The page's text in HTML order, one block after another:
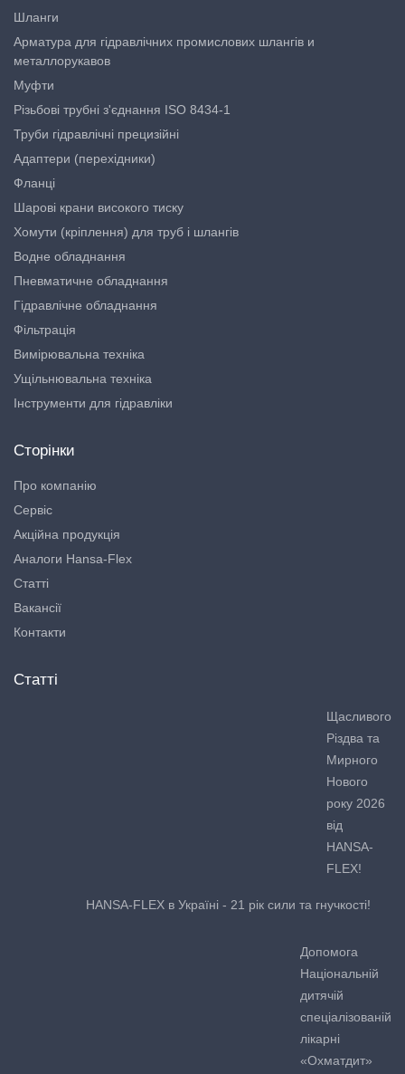
Шланги
Арматура для гідравлічних промислових шлангів и
металлорукавов
Муфти
Різьбові трубні з'єднання ISO 8434-1
Труби гідравлічні прецизійні
Адаптери (перехідники)
Фланці
Шарові крани високого тиску
Хомути (кріплення) для труб і шлангів
Водне обладнання
Пневматичне обладнання
Гідравлічне обладнання
Фільтрація
Вимірювальна техніка
Ущільнювальна техніка
Інструменти для гідравліки
Сторінки
Про компанію
Сервіс
Акційна продукція
Аналоги Hansa-Flex
Статті
Вакансії
Контакти
Статті
Щасливого
Різдва та
Мирного
Нового
року 2026
від
HANSA-
FLEX!
HANSA-FLEX в Україні - 21 рік сили та гнучкості!
Допомога
Національній
дитячій
спеціалізованій
лікарні
«Охматдит»